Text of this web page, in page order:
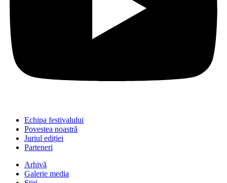
Echipa festivalului
Povestea noastră
Juriul ediției
Parteneri
Arhivă
Galerie media